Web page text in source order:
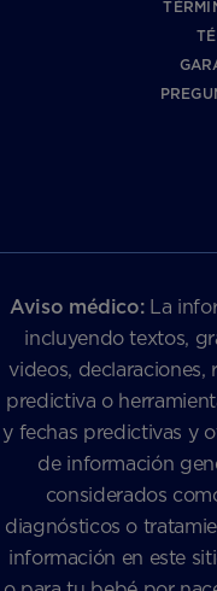
Aviso médico:La
incluyendo textos,
videos, declaraciones,
predictiva o
y fechas predictivas y
de información
considerados
diagnósticos o
información en este